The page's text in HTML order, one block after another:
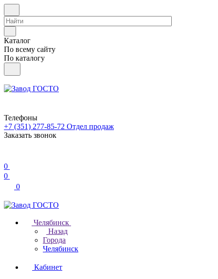
Каталог
По всему сайту
По каталогу
Телефоны
+7 (351) 277-85-72 Отдел продаж
Заказать звонок
0
0
0
Челябинск
Назад
Города
Челябинск
Кабинет